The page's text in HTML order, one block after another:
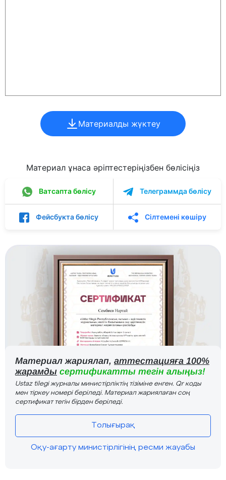
Материалды жүктеу
Материал ұнаса әріптестеріңізбен бөлісіңіз
Ватсапта бөлісу Телеграммда бөлісу
Фейсбукта бөлісу Сілтемені көшіру
Материал жариялап, аттестацияға 100%
жарамды сертификатты тегін алыңыз!
Ustaz tilegi журналы министірліктің тізіміне енген. Qr коды
мен тіркеу номері беріледі. Материал жариялаған соң
сертификат тегін бірден беріледі.
Толығырақ
Оқу-ағарту министірлігінің ресми жауабы